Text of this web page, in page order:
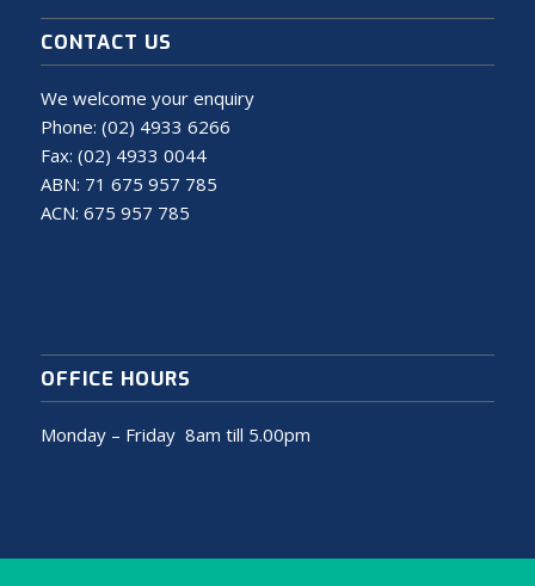
CONTACT US
We welcome your enquiry
Phone: (02) 4933 6266
Fax: (02) 4933 0044
ABN: 71 675 957 785
ACN: 675 957 785
OFFICE HOURS
Monday – Friday 8am till 5.00pm